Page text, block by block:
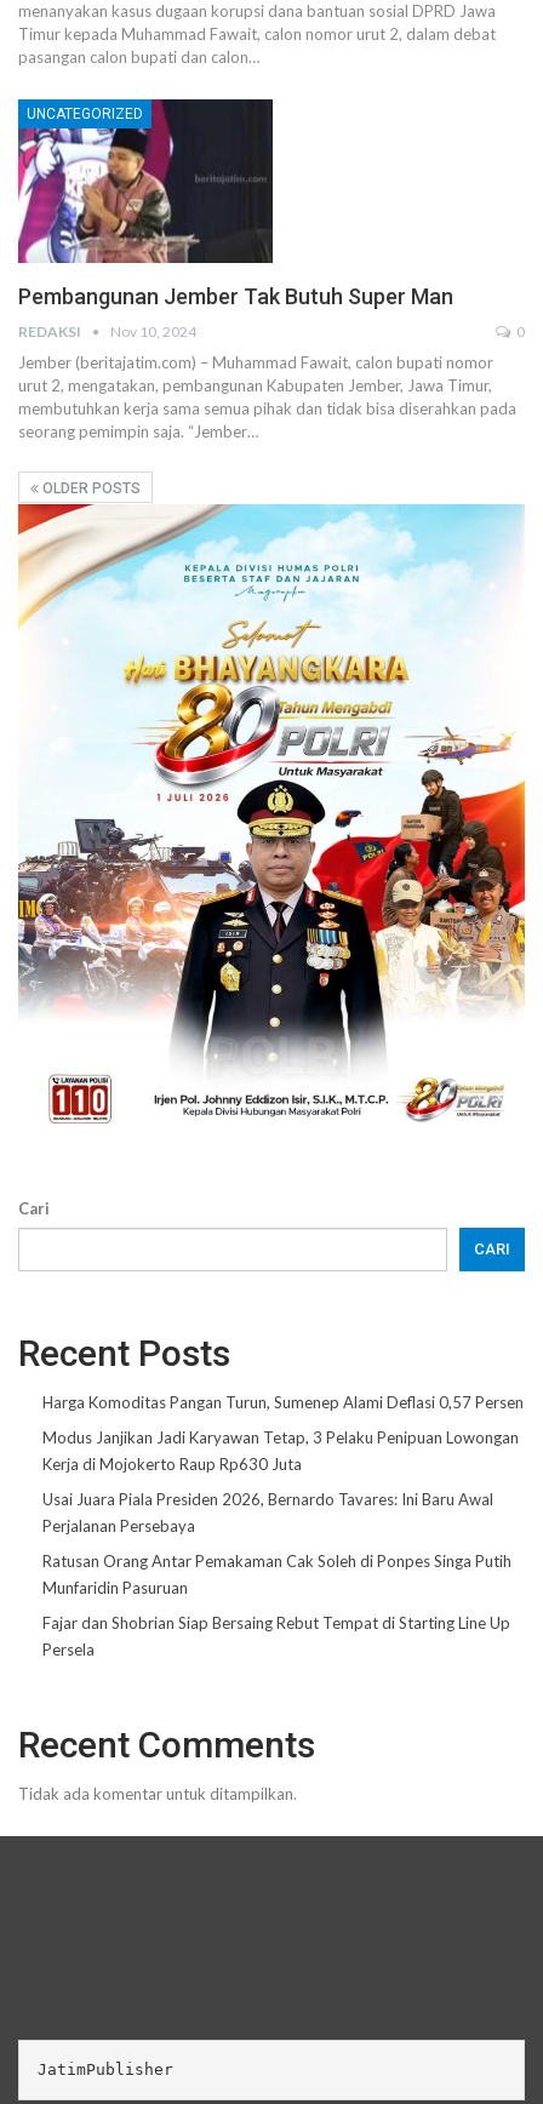
menanyakan kasus dugaan korupsi dana bantuan sosial DPRD Jawa
Timur kepada Muhammad Fawait, calon nomor urut 2, dalam debat
pasangan calon bupati dan calon…
UNCATEGORIZED
Pembangunan Jember Tak Butuh Super Man
REDAKSI Nov 10, 2024 0
Jember (beritajatim.com) – Muhammad Fawait, calon bupati nomor
urut 2, mengatakan, pembangunan Kabupaten Jember, Jawa Timur,
membutuhkan kerja sama semua pihak dan tidak bisa diserahkan pada
seorang pemimpin saja. “Jember…
OLDER POSTS
Cari
CARI
Recent Posts
Harga Komoditas Pangan Turun, Sumenep Alami Deflasi 0,57 Persen
Modus Janjikan Jadi Karyawan Tetap, 3 Pelaku Penipuan Lowongan
Kerja di Mojokerto Raup Rp630 Juta
Usai Juara Piala Presiden 2026, Bernardo Tavares: Ini Baru Awal
Perjalanan Persebaya
Ratusan Orang Antar Pemakaman Cak Soleh di Ponpes Singa Putih
Munfaridin Pasuruan
Fajar dan Shobrian Siap Bersaing Rebut Tempat di Starting Line Up
Persela
Recent Comments
Tidak ada komentar untuk ditampilkan.
JatimPublisher